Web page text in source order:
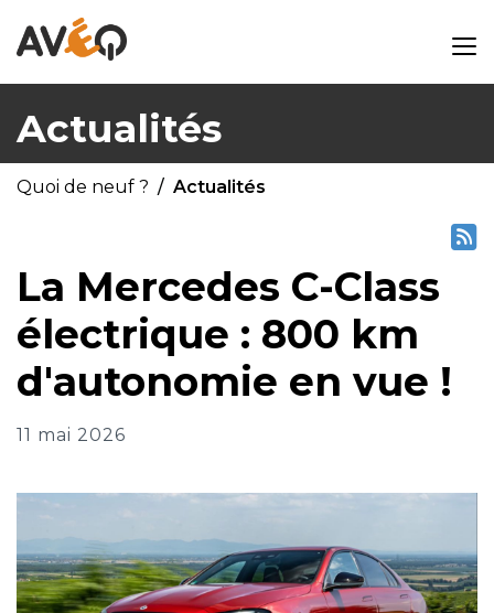
Actualités
Quoi de neuf ? Actualités
La Mercedes C-Class
électrique : 800 km
d'autonomie en vue !
11 mai 2026